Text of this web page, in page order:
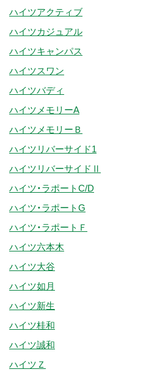
ハイツアクティブ
ハイツカジュアル
ハイツキャンパス
ハイツスワン
ハイツバディ
ハイツメモリーA
ハイツメモリーＢ
ハイツリバーサイド1
ハイツリバーサイドⅡ
ハイツ・ラポートC/D
ハイツ・ラポートG
ハイツ・ラポートＦ
ハイツ六本木
ハイツ大谷
ハイツ如月
ハイツ新生
ハイツ桂和
ハイツ誠和
ハイツＺ